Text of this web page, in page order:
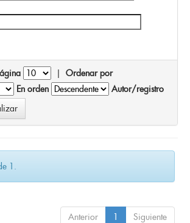
| Ordenar por
En orden
Autor/registro
1.
Anterior 1 Siguiente